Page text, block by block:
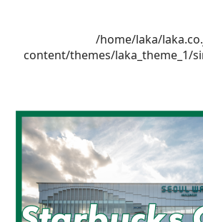
/home/laka/
content/themes/laka_theme_1/